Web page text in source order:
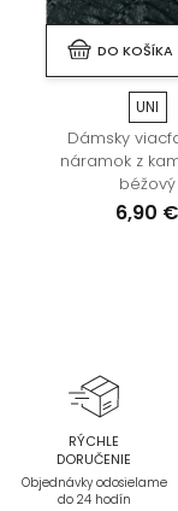
DO KOŠÍKA
UNI
Dámsky
náramok z
béžový
6,90 €
RÝCHLE
DORUČENIE
Objednávky odosielame
do 24 hodín